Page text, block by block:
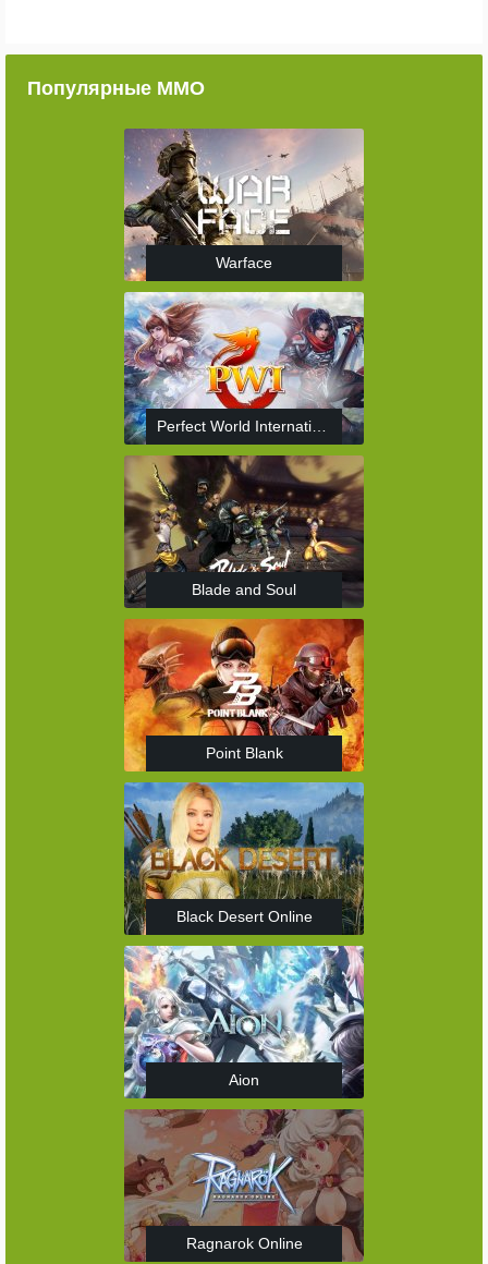
Популярные ММО
Warface
Perfect World International
Blade and Soul
Point Blank
Black Desert Online
Aion
Ragnarok Online